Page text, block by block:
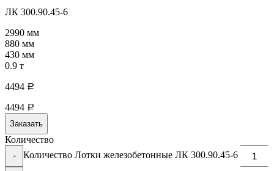
ЛК 300.90.45-6
2990 мм
880 мм
430 мм
0.9 т
4494 Р
4494 Р
Заказать
Количество
-
Количество Лотки железобетонные ЛК 300.90.45-6